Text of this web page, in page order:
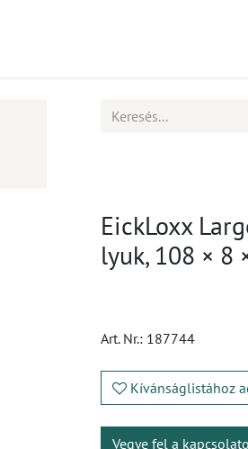
EickLoxx
lyuk, 108 × 8
Art. Nr.: 187744
Kívánságlistához
Vegye fel a